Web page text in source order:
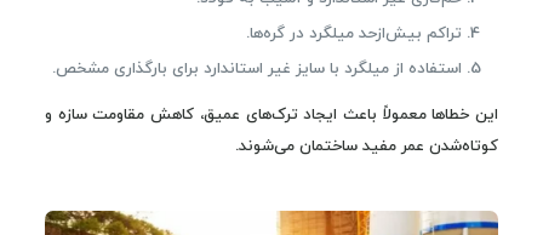
تراکم بیش‌ازحد میلگرد در گره‌ها.
استفاده از میلگرد با سایز غیر استاندارد برای بارگذاری مشخص.
این خطاها معمولاً باعث ایجاد ترک‌های عمیق، کاهش مقاومت سازه و
کوتاه‌شدن عمر مفید ساختمان می‌شوند.